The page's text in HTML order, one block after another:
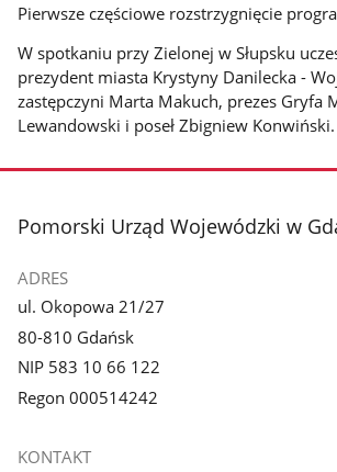
Pierwsze częściowe rozstrzygnięcie
W spotkaniu przy Zielonej w Słupsku
prezydent miasta Krystyny Danilecka -
zastępczyni Marta Makuch, prezes Gryfa
Lewandowski i poseł Zbigniew Konwiński.
stopka
Pomorski Urząd Wojewódzki w
ADRES
ul. Okopowa 21/27
80-810 Gdańsk
NIP 583 10 66 122
Regon 000514242
KONTAKT